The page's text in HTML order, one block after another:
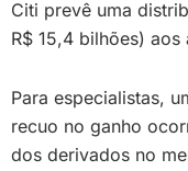
Citi prevê uma
R$ 15,4 bilhões) aos
Para especialistas,
recuo no ganho
dos derivados no